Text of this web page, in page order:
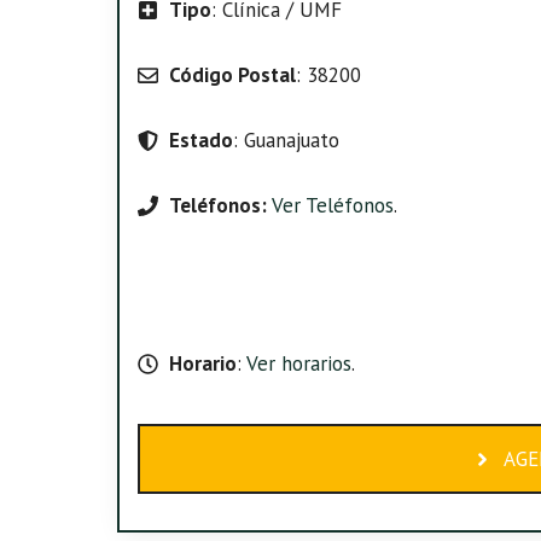
Tipo: Clínica / UMF
Código Postal: 38200
Estado: Guanajuato
Teléfonos:Ver Teléfonos.
Horario: Ver horarios.